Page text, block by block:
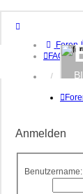
FAQ
Anmelden
Benutzername: